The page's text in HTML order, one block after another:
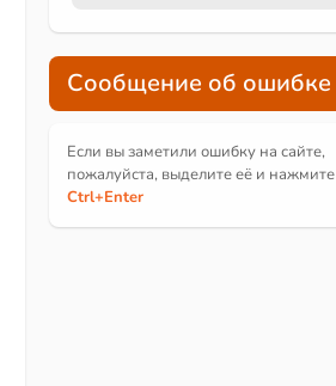
Сообщение об ошибке
Если вы заметили ошибку на сайте,
пожалуйста, выделите её и нажмите
Ctrl+Enter